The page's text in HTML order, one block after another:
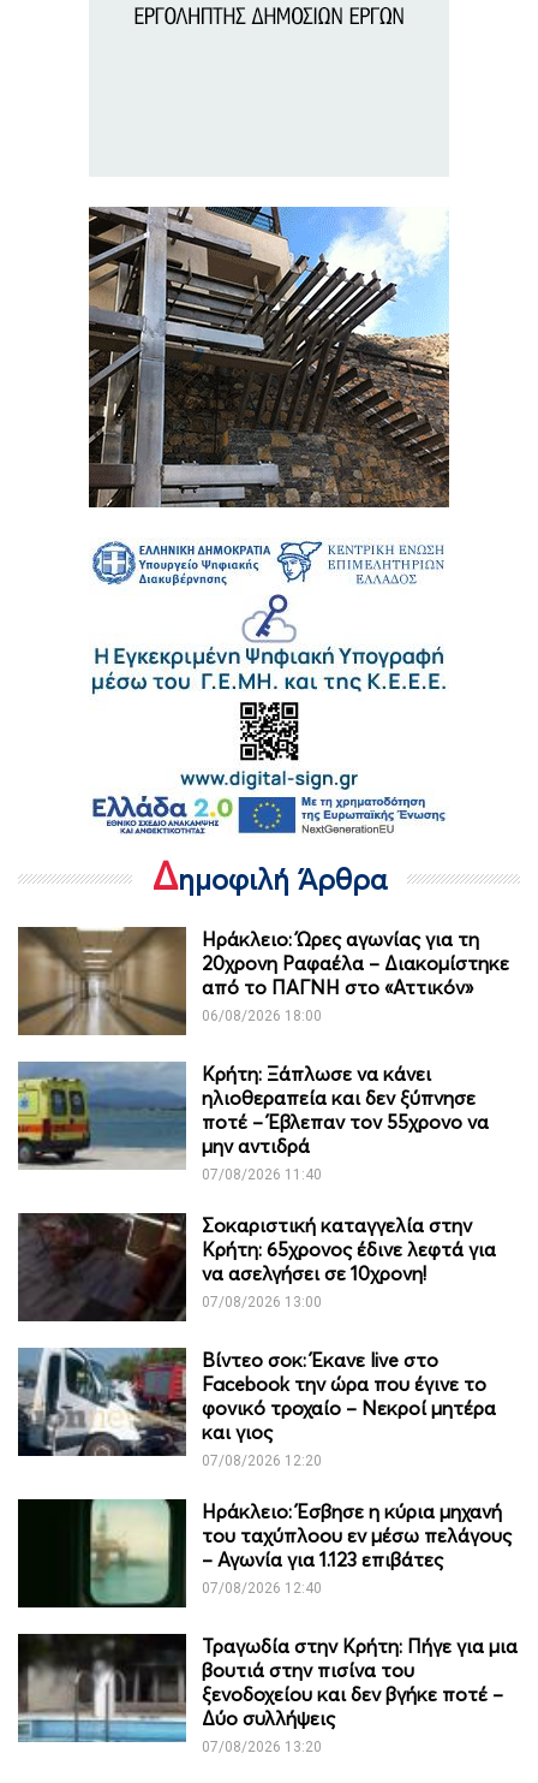
Δημοφιλή Άρθρα
Ηράκλειο: Ώρες αγωνίας για τη
20χρονη Ραφαέλα – Διακομίστηκε
από το ΠΑΓΝΗ στο «Αττικόν»
06/08/2026 18:00
Κρήτη: Ξάπλωσε να κάνει
ηλιοθεραπεία και δεν ξύπνησε
ποτέ – Έβλεπαν τον 55χρονο να
μην αντιδρά
07/08/2026 11:40
Σοκαριστική καταγγελία στην
Κρήτη: 65χρονος έδινε λεφτά για
να ασελγήσει σε 10χρονη!
07/08/2026 13:00
Βίντεο σοκ: Έκανε live στο
Facebook την ώρα που έγινε το
φονικό τροχαίο – Νεκροί μητέρα
και γιος
07/08/2026 12:20
Ηράκλειο: Έσβησε η κύρια μηχανή
του ταχύπλοου εν μέσω πελάγους
– Αγωνία για 1.123 επιβάτες
07/08/2026 12:40
Τραγωδία στην Κρήτη: Πήγε για μια
βουτιά στην πισίνα του
ξενοδοχείου και δεν βγήκε ποτέ –
Δύο συλλήψεις
07/08/2026 13:20